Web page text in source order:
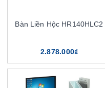
Bàn Liền Hộc HR140HLC2
2.878.000₫